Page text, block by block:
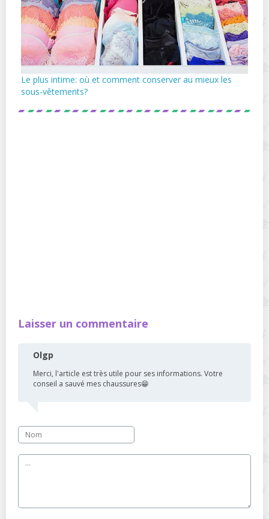
Le plus intime: où et comment conserver au mieux les
sous-vêtements?
Laisser un commentaire
Olgp
Merci, l'article est très utile pour ses informations. Votre
conseil a sauvé mes chaussures😁